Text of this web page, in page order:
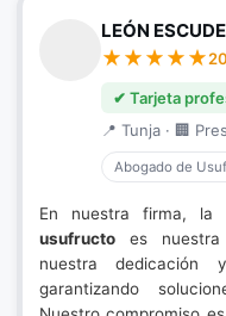
LEÓN
✔ Tarjeta
📍 Tunja · 🏢
Abogado de
En nuestra firma, la
usufructo es nuestra
nuestra dedicación
garantizando